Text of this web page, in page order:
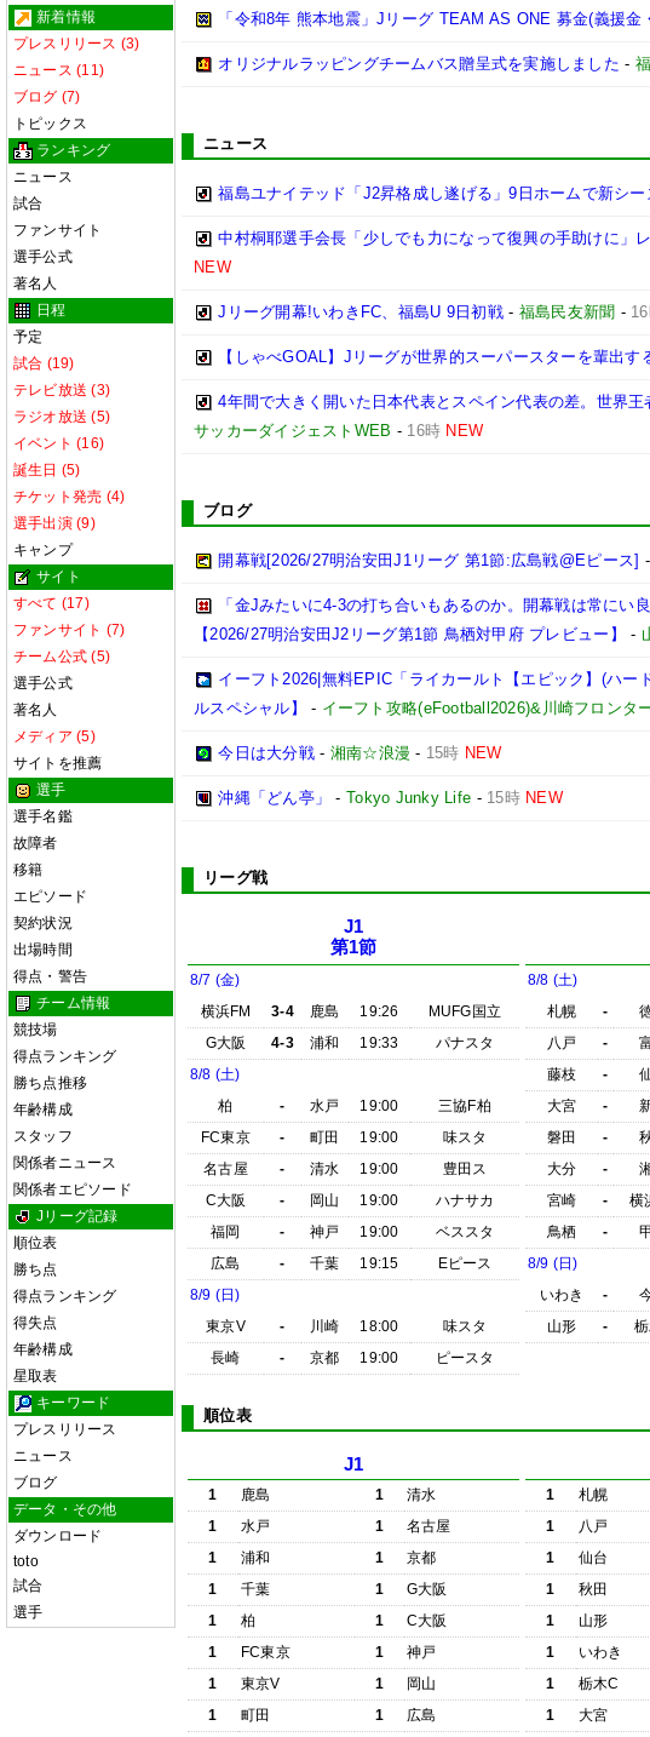
新着情報
プレスリリース (3)
ニュース (11)
ブログ (7)
トピックス
ランキング
ニュース
試合
ファンサイト
選手公式
著名人
日程
予定
試合 (19)
テレビ放送 (3)
ラジオ放送 (5)
イベント (16)
誕生日 (5)
チケット発売 (4)
選手出演 (9)
キャンプ
サイト
すべて (17)
ファンサイト (7)
チーム公式 (5)
選手公式
著名人
メディア (5)
サイトを推薦
選手
選手名鑑
故障者
移籍
エピソード
契約状況
出場時間
得点・警告
チーム情報
競技場
得点ランキング
勝ち点推移
年齢構成
スタッフ
関係者ニュース
関係者エピソード
Jリーグ記録
順位表
勝ち点
得点ランキング
得失点
年齢構成
星取表
キーワード
プレスリリース
ニュース
ブログ
データ・その他
ダウンロード
toto
試合
選手
「令和8年 熊本地震」Jリーグ TEAM AS ONE 募金(義援金
オリジナルラッピングチームバス贈呈式を実施しました -
ニュース
福島ユナイテッド「J2昇格成し遂げる」9日ホームで新シ
中村桐耶選手会長「少しでも力になって復興の手助けに」
NEW
Jリーグ開幕!いわきFC、福島U 9日初戦- 福島民友新聞 -
【しゃべGOAL】Jリーグが世界的スーパースターを輩出
4年間で大きく開いた日本代表とスペイン代表の差。世界
サッカーダイジェストWEB - 16時 NEW
ブログ
開幕戦[2026/27明治安田J1リーグ 第1節:広島戦@Eピース]
「金Jみたいに4-3の打ち合いもあるのか。開幕戦は常にい
【2026/27明治安田J2リーグ第1節 鳥栖対甲府 プレビュー】
-
イーフト2026|無料EPIC「ライカールト【エピック】(ハ
ルスペシャル】
- イーフト攻略(eFootball2026)&川崎フロンタ
今日は大分戦- 湘南☆浪漫 - 15時 NEW
沖縄「どん亭」 - Tokyo Junky Life - 15時 NEW
リーグ戦
J1
第1節
8/7 (金)
横浜FM
3-4 鹿島 19:26
MUFG国立
G大阪
4-3 浦和 19:33
パナスタ
8/8 (土)
柏
- 水戸 19:00
三協F柏
FC東京
- 町田 19:00
味スタ
名古屋
- 清水 19:00
豊田ス
C大阪
- 岡山 19:00
ハナサカ
福岡
- 神戸 19:00
ベススタ
広島
- 千葉 19:15
Eピース
8/9 (日)
東京V
- 川崎 18:00
味スタ
長崎
- 京都 19:00 ピースタ
8/8 (土)
札幌
-
八戸
-
藤枝
-
大宮
-
磐田
-
大分
-
宮崎
- 横
鳥栖
-
8/9 (日)
いわき
-
山形
-
順位表
J1
1 鹿島 1
清水
1
水戸 1
名古屋
1
浦和 1
京都
1
千葉 1
G大阪
1
柏 1
C大阪
1
FC東京 1
神戸
1
東京V 1
岡山
1
町田 1
広島
1 札幌
1
八戸
1
仙台
1
秋田
1
山形
1
いわき
1
栃木C
1
大宮